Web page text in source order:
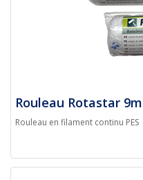
Rouleau Rotastar
Rouleau en filament continu PES